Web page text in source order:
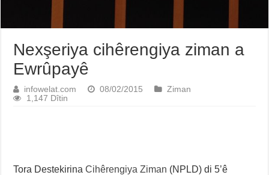
Nexşeriya cihêrengiya ziman a
Ewrûpayê
infowelat.com 08/02/2015
Ziman
1,147 Dîtin
Tora DestekirinaCihêrengiya Ziman (NPLD) di 5’ê